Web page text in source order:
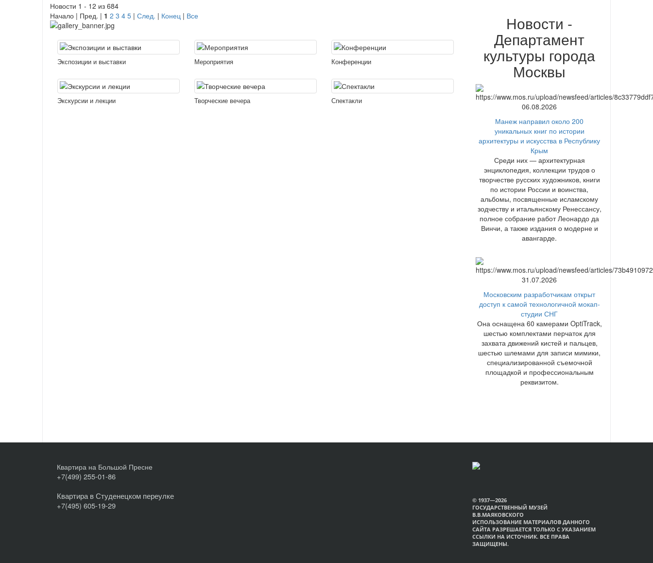
Новости 1 - 12 из 684
Начало | Пред. | 1 2 3 4 5 | След. | Конец | Все
Экспозиции и выставки Мероприятия Конференции
Экскурсии и лекции Творческие вечера Спектакли
Новости -
Департамент
культуры города
Москвы
06.08.2026
Манеж направил около 200
уникальных книг по истории
архитектуры и искусства в Республику
Крым
Среди них — архитектурная
энциклопедия, коллекции трудов о
творчестве русских художников, книги
по истории России и воинства,
альбомы, посвященные исламскому
зодчеству и итальянскому Ренессансу,
полное собрание работ Леонардо да
Винчи, а также издания о модерне и
авангарде.
31.07.2026
Московским разработчикам открыт
доступ к самой технологичной мокап-
студии СНГ
Она оснащена 60 камерами OptiTrack,
шестью комплектами перчаток для
захвата движений кистей и пальцев,
шестью шлемами для записи мимики,
специализированной съемочной
площадкой и профессиональным
реквизитом.
© 1937—2026
ГОСУДАРСТВЕННЫЙ МУЗЕЙ
В.В.МАЯКОВСКОГО
ИСПОЛЬЗОВАНИЕ МАТЕРИАЛОВ ДАННОГО
САЙТА РАЗРЕШАЕТСЯ ТОЛЬКО С УКАЗАНИЕМ
ССЫЛКИ НА ИСТОЧНИК. ВСЕ ПРАВА
ЗАЩИЩЕНЫ.
Квартира на Большой Пресне
+7(499) 255-01-86
Квартира в Студенецком переулке
+7(495) 605-19-29